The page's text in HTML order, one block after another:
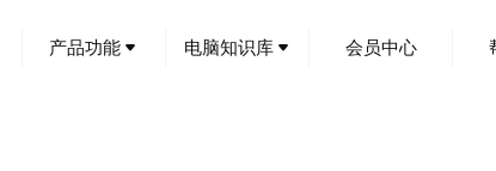
产品功能 电脑知识库 会员中心